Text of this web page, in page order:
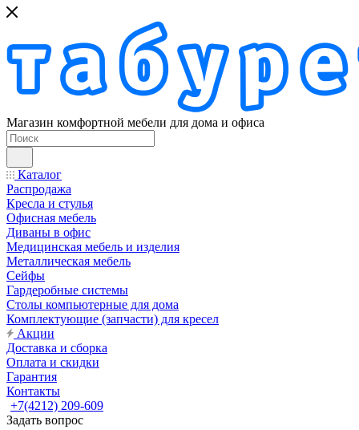
Магазин комфортной мебели для дома и офиса
Каталог
Распродажа
Кресла и стулья
Офисная мебель
Диваны в офис
Медицинская мебель и изделия
Металлическая мебель
Сейфы
Гардеробные системы
Столы компьютерные для дома
Комплектующие (запчасти) для кресел
Акции
Доставка и сборка
Оплата и скидки
Гарантия
Контакты
+7(4212) 209-609
Задать вопрос